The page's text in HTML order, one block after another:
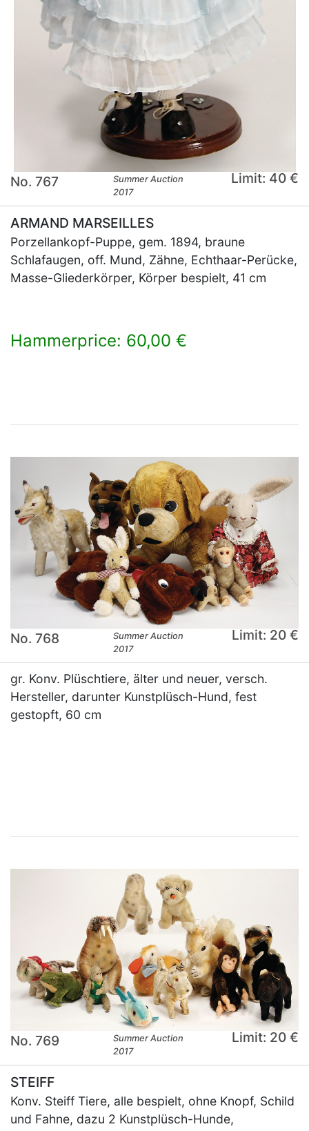
No. 767
Summer Auction
2017
Limit: 40 €
ARMAND MARSEILLES
Porzellankopf-Puppe, gem. 1894, braune
Schlafaugen, off. Mund, Zähne, Echthaar-Perücke,
Masse-Gliederkörper, Körper bespielt, 41 cm
Hammerprice: 60,00 €
No. 768
Summer Auction
2017
Limit: 20 €
gr. Konv. Plüschtiere, älter und neuer, versch.
Hersteller, darunter Kunstplüsch-Hund, fest
gestopft, 60 cm
No. 769
Summer Auction
2017
Limit: 20 €
STEIFF
Konv. Steiff Tiere, alle bespielt, ohne Knopf, Schild
und Fahne, dazu 2 Kunstplüsch-Hunde,